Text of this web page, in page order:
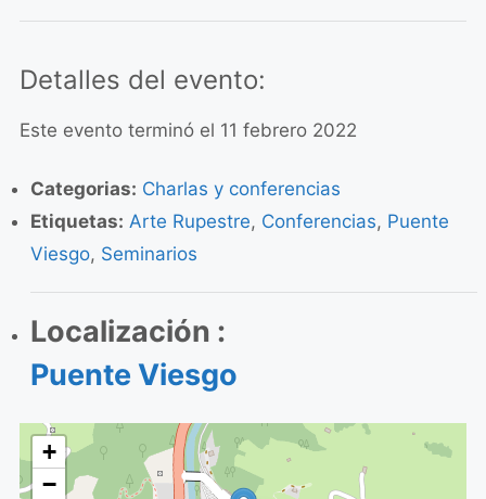
Detalles del evento:
Este evento terminó el 11 febrero 2022
Categorias: Charlas y conferencias
Etiquetas: Arte Rupestre, Conferencias, Puente
Viesgo, Seminarios
Localización :
Puente Viesgo
+
−